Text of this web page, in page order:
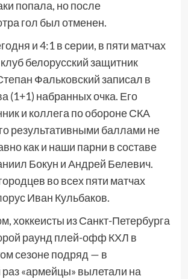
попала, но после
гол был отменен.
и 4:1 в серии, в пяти матчах
белорусский защитник
Фальковский записал в
(1+1) набранных очка. Его
и коллега по обороне СКА
результативными баллами не
как и наши парни в составе
Бокун и Андрей Белевич.
во всех пяти матчах
Иван Кульбаков.
хоккеисты из Санкт-Петербурга
раунд плей-офф КХЛ в
сезоне подряд — в
«армейцы» вылетали на